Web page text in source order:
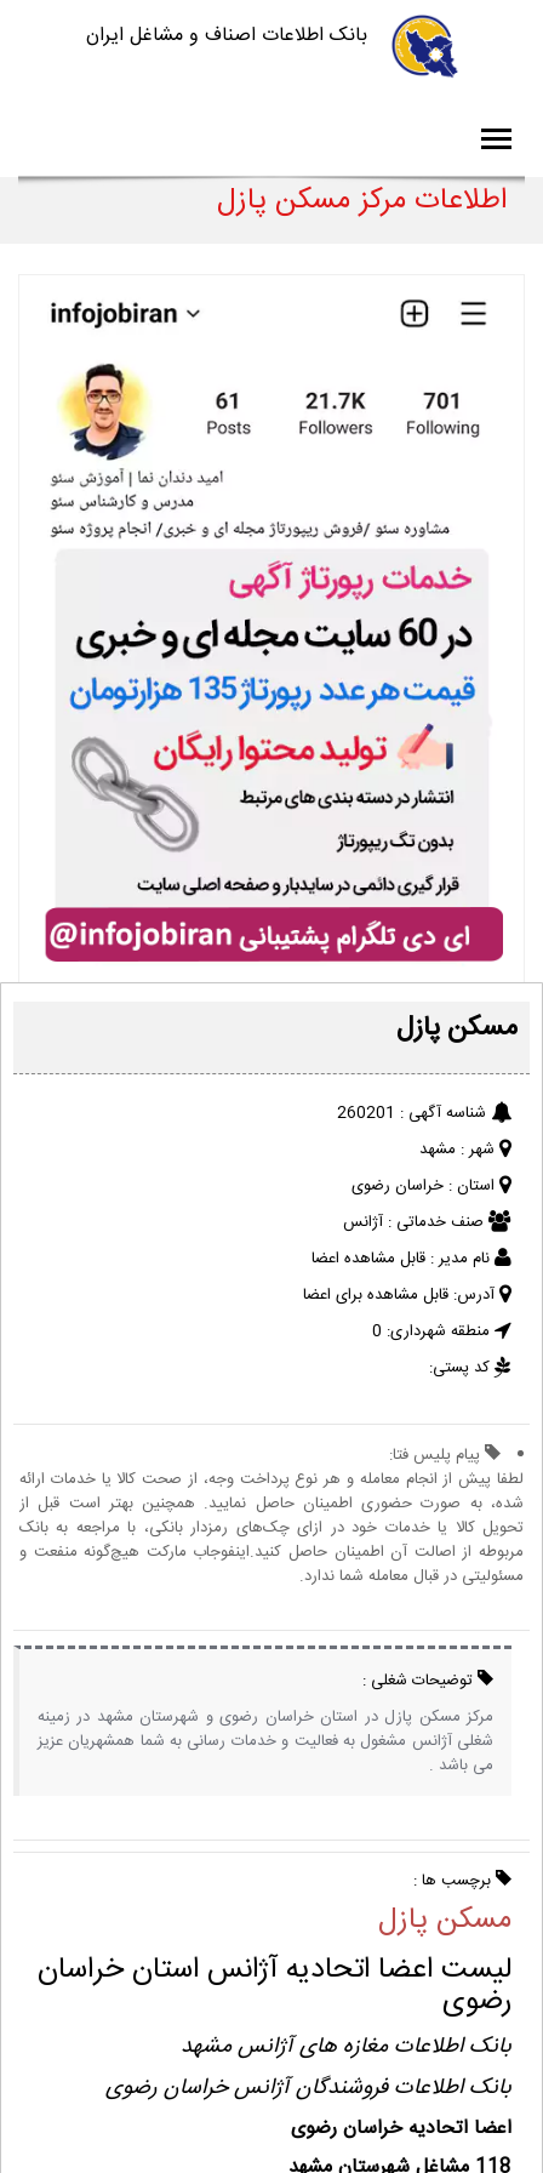
بانک اطلاعات اصناف و مشاغل ایران
اطلاعات مرکز مسکن پازل
مسکن پازل
شناسه آگهی : 260201
شهر : مشهد
استان : خراسان رضوی
صنف خدماتی : آژانس
نام مدیر : قابل مشاهده اعضا
آدرس: قابل مشاهده برای اعضا
منطقه شهرداری: 0
کد پستی:
پیام پلیس فتا:
لطفا پیش از انجام معامله و هر نوع پرداخت وجه، از صحت کالا یا خدمات ارائه
شده، به صورت حضوری اطمینان حاصل نمایید. همچنین بهتر است قبل از
تحویل کالا یا خدمات خود در ازای چک‌های رمزدار بانکی، با مراجعه به بانک
مربوطه از اصالت آن اطمینان حاصل کنید.اینفوجاب مارکت هیچ‌گونه منفعت و
مسئولیتی در قبال معامله شما ندارد.
توضیحات شغلی :
مرکز مسکن پازل در استان خراسان رضوی و شهرستان مشهد در زمینه
شغلی آژانس مشغول به فعالیت و خدمات رسانی به شما همشهریان عزیز
می باشد .
برچسب ها :
مسکن پازل
لیست اعضا اتحادیه آژانس استان خراسان
رضوی
بانک اطلاعات مغازه های آژانس مشهد
بانک اطلاعات فروشندگان آژانس خراسان رضوی
اعضا اتحادیه خراسان رضوی